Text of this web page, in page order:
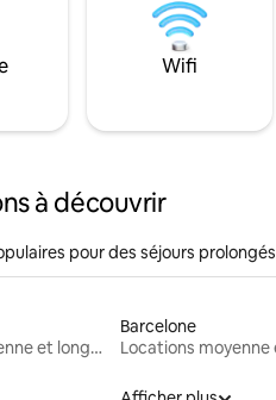
Wifi
à découvrir
pour des séjours prolongés
Locations moyenne et longue durée
Barcelone